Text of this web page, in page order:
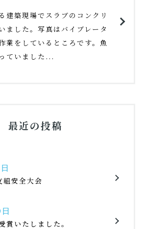
建築現場でスラブのコンクリ
ました。写真はバイブレータ
業をしているところです。魚
ていました...
最近の投稿
組安全大会
賞いたしました。